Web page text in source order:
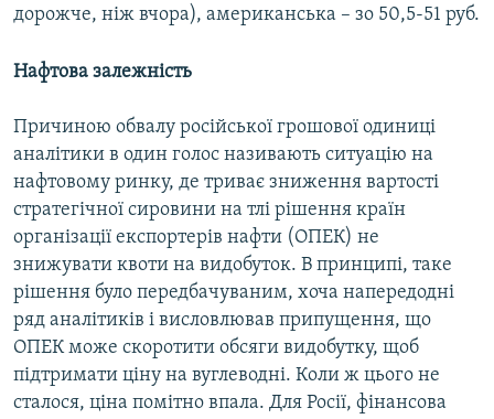
дорожче, ніж вчора), американська – зо 50,5-51 руб.
Нафтова залежність
Причиною обвалу російської грошової одиниці
аналітики в один голос називають ситуацію на
нафтовому ринку, де триває зниження вартості
стратегічної сировини на тлі рішення країн
організації експортерів нафти (ОПЕК) не
знижувати квоти на видобуток. В принципі, таке
рішення було передбачуваним, хоча напередодні
ряд аналітиків і висловлював припущення, що
ОПЕК може скоротити обсяги видобутку, щоб
підтримати ціну на вуглеводні. Коли ж цього не
сталося, ціна помітно впала. Для Росії, фінансова